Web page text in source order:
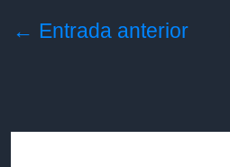
← Entrada anterior